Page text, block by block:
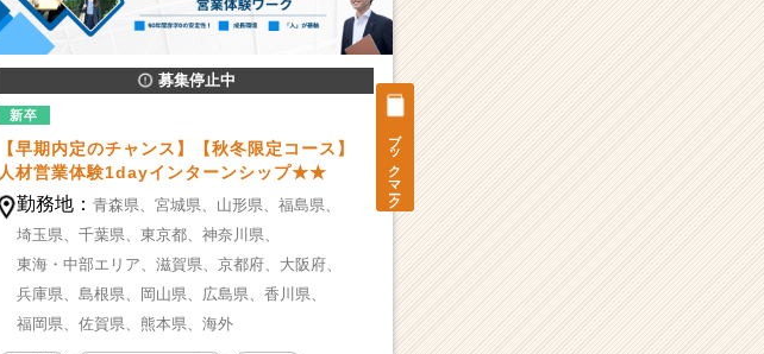
ブックマーク
募集停止中
新卒
【早期内定のチャンス】【秋冬限定コース】
人材営業体験1dayインターンシップ★★
勤務地： 青森県、 宮城県、 山形県、 福島県、
埼玉県、 千葉県、 東京都、 神奈川県、
東海・中部エリア、 滋賀県、 京都府、 大阪府、
兵庫県、 島根県、 岡山県、 広島県、 香川県、
福岡県、 佐賀県、 熊本県、 海外